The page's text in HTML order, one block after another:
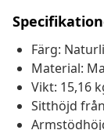
Färg:
Material:
Vikt: 15,16
Sitthöjd